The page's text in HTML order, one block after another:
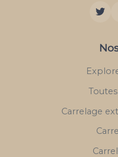
Carrelage